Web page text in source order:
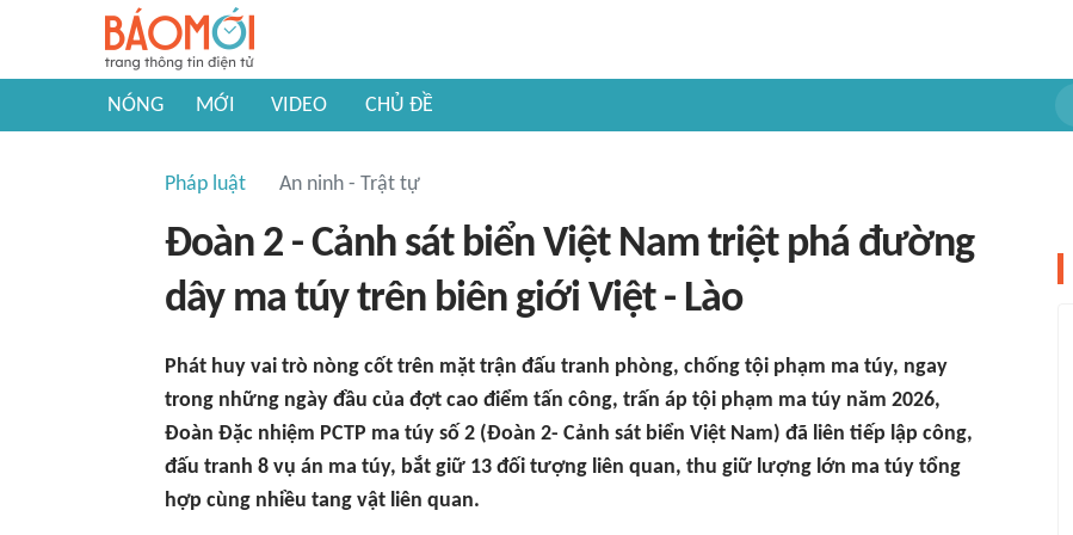
NÓNG MỚI VIDEO CHỦ ĐỀ
Pháp luật An ninh - Trật tự
Đoàn 2 - Cảnh sát biển Việt Nam triệt phá đường
dây ma túy trên biên giới Việt - Lào
Phát huy vai trò nòng cốt trên mặt trận đấu tranh phòng, chống tội phạm ma túy, ngay
trong những ngày đầu của đợt cao điểm tấn công, trấn áp tội phạm ma túy năm 2026,
Đoàn Đặc nhiệm PCTP ma túy số 2 (Đoàn 2- Cảnh sát biển Việt Nam) đã liên tiếp lập công,
đấu tranh 8 vụ án ma túy, bắt giữ 13 đối tượng liên quan, thu giữ lượng lớn ma túy tổng
hợp cùng nhiều tang vật liên quan.